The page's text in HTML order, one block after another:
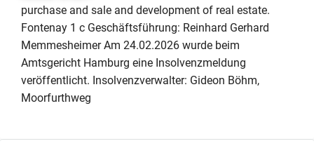
purchase and sale and development of real estate.
Fontenay 1 c Geschäftsführung: Reinhard Gerhard
Memmesheimer Am 24.02.2026 wurde beim
Amtsgericht Hamburg eine Insolvenzmeldung
veröffentlicht. Insolvenzverwalter: Gideon Böhm,
Moorfurthweg